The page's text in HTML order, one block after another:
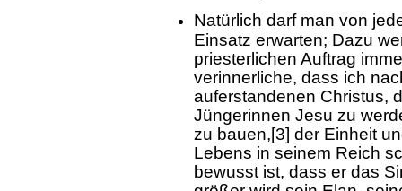
Natürlich darf man von
Einsatz erwarten; Dazu
priesterlichen Auftrag
verinnerliche, dass ich
auferstandenen Christus,
Jüngerinnen Jesu zu
zu bauen,[3] der Einheit
Lebens in seinem Reich
bewusst ist, dass er das